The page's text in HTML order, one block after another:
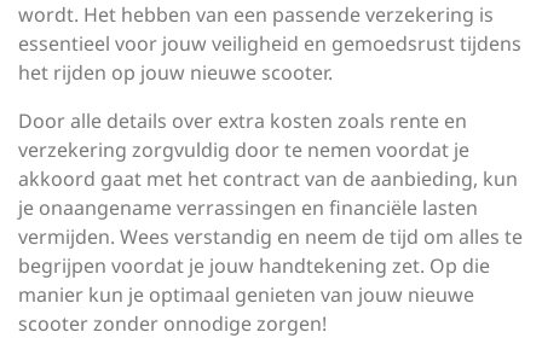
wordt. Het hebben van een passende verzekering is
essentieel voor jouw veiligheid en gemoedsrust tijdens
het rijden op jouw nieuwe scooter.
Door alle details over extra kosten zoals rente en
verzekering zorgvuldig door te nemen voordat je
akkoord gaat met het contract van de aanbieding, kun
je onaangename verrassingen en financiële lasten
vermijden. Wees verstandig en neem de tijd om alles te
begrijpen voordat je jouw handtekening zet. Op die
manier kun je optimaal genieten van jouw nieuwe
scooter zonder onnodige zorgen!